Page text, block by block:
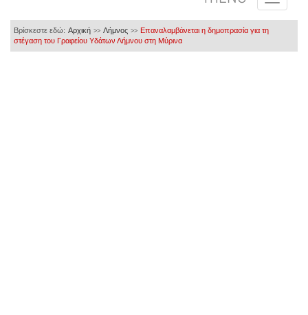
Βρίσκεστε εδώ: Αρχική >> Λήμνος >> Επαναλαμβάνεται η δημοπρασία για τη
στέγαση του Γραφείου Υδάτων Λήμνου στη Μύρινα